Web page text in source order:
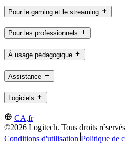
Pour le gaming et le streaming
Pour les professionnels
À usage pédagogique
Assistance
Logiciels
CA,fr
©2026 Logitech. Tous droits réservés
Conditions d'utilisation Politique de